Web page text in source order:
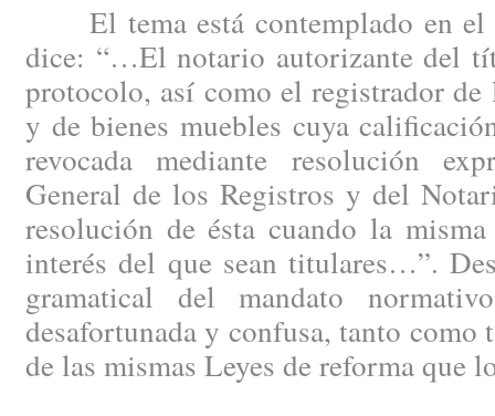
El tema está contemplado en el
dice: “…El notario autorizante del
protocolo, así como el registrador
y de bienes muebles cuya
revocada mediante resolución
General de los Registros y del
resolución de ésta cuando la
interés del que sean titulares…”.
gramatical del mandato
desafortunada y confusa, tanto como
de las mismas Leyes de reforma que